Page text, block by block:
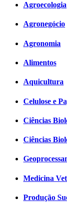
Agroecologia
Agronegócio
Agronomia
Alimentos
Aquicultura
Celulose e
Ciências
Ciências
Medicina
Produção